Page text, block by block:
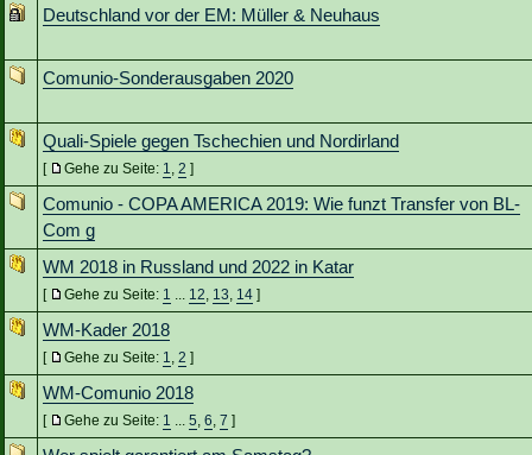
Deutschland vor der EM: Müller & Neuhaus
Comunio-Sonderausgaben 2020
Quali-Spiele gegen Tschechien und Nordirland
[ Gehe zu Seite: 1, 2 ]
Comunio - COPA AMERICA 2019: Wie funzt Transfer von BL-
Com g
WM 2018 in Russland und 2022 in Katar
[ Gehe zu Seite: 1 ... 12, 13, 14 ]
WM-Kader 2018
[ Gehe zu Seite: 1, 2 ]
WM-Comunio 2018
[ Gehe zu Seite: 1 ... 5, 6, 7 ]